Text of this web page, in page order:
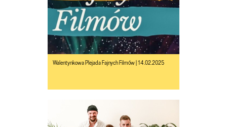
Walentynkowa Plejada Fajnych Filmów | 14.02.2025